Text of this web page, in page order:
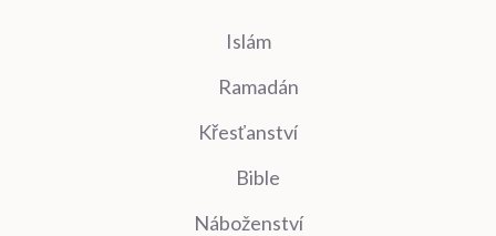
Islám
Ramadán
Křesťanství
Bible
Náboženství